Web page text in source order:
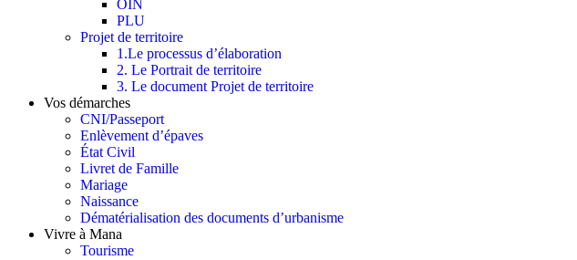
OIN
PLU
Projet de territoire
1.Le processus d’élaboration
2. Le Portrait de territoire
3. Le document Projet de territoire
Vos démarches
CNI/Passeport
Enlèvement d’épaves
État Civil
Livret de Famille
Mariage
Naissance
Dématérialisation des documents d’urbanisme
Vivre à Mana
Tourisme